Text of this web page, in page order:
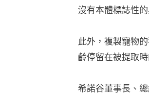
沒有本體標誌性
此外，複製寵物
齡停留在被提取
希諾谷董事長、